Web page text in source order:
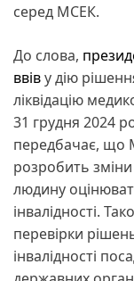
серед МСЕК.
До слова,
ввіву дію
ліквідацію
31 грудня 2024
передбачає, що
розробить
людину
інвалідності.
перевірки
інвалідності